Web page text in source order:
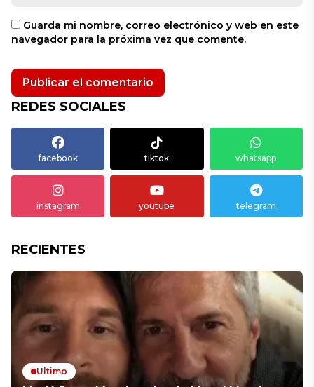
Guarda mi nombre, correo electrónico y web en este
navegador para la próxima vez que comente.
REDES SOCIALES
facebook tiktok whatsapp
instagram youtube telegram
RECIENTES
Ultimo